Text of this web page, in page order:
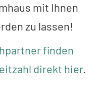
mit Ihnen
zu lassen!
finden
direkt hier.